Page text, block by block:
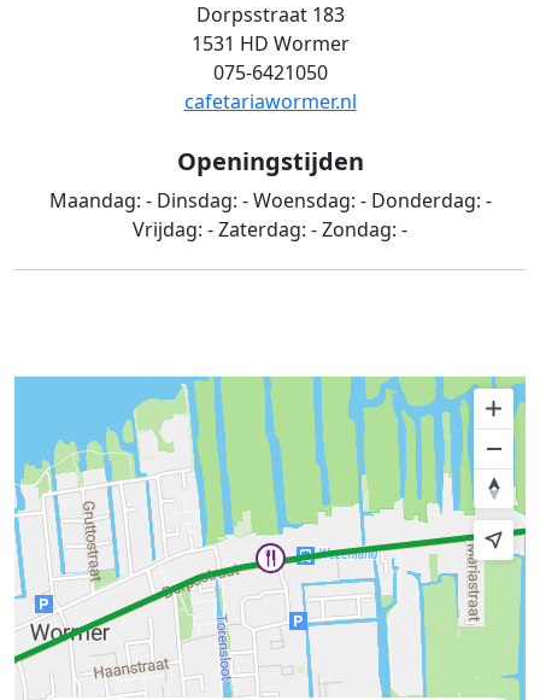
Dorpsstraat 183
1531 HD Wormer
075-6421050
cafetariawormer.nl
Openingstijden
Maandag: - Dinsdag: -Woensdag: - Donderdag: -
Vrijdag: -Zaterdag: -Zondag: -